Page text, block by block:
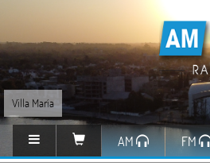
Villa María
AM FM